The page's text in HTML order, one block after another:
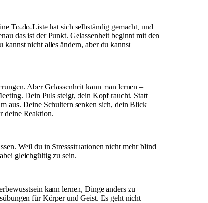
To-do-Liste hat sich selbständig gemacht, und
das ist der Punkt. Gelassenheit beginnt mit den
nicht alles ändern, aber du kannst
Aber Gelassenheit kann man lernen –
Dein Puls steigt, dein Kopf raucht. Statt
aus. Deine Schultern senken sich, dein Blick
deine Reaktion.
Weil du in Stresssituationen nicht mehr blind
gleichgültig zu sein.
kann lernen, Dinge anders zu
für Körper und Geist. Es geht nicht